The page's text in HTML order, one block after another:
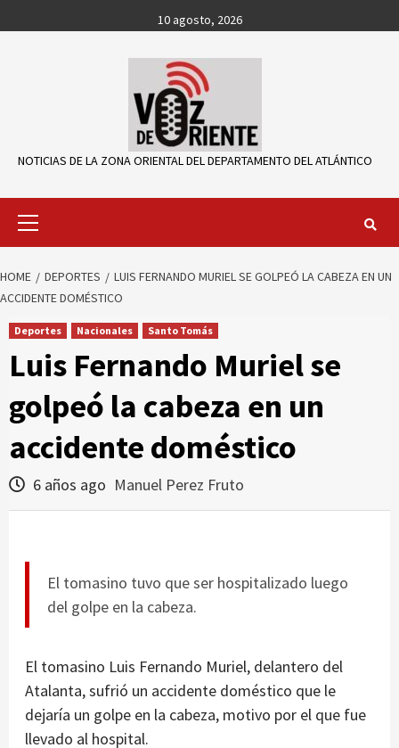
to
10 agosto, 2026
NOTICIAS DE LA ZONA ORIENTAL DEL DEPARTAMENTO DEL ATLÁNTICO
Primary
HOME DEPORTES
LUIS FERNANDO MURIEL SE GOLPEÓ LA CABEZA EN UN
ACCIDENTE DOMÉSTICO
Deportes Nacionales Santo Tomás
Luis Fernando Muriel se
golpeó la cabeza en un
accidente doméstico
6 años ago Manuel Perez Fruto
El tomasino tuvo que ser hospitalizado luego
del golpe en la cabeza.
El tomasino Luis Fernando Muriel, delantero del
Atalanta, sufrió un accidente doméstico que le
dejaría un golpe en la cabeza, motivo por el que fue
llevado al hospital.